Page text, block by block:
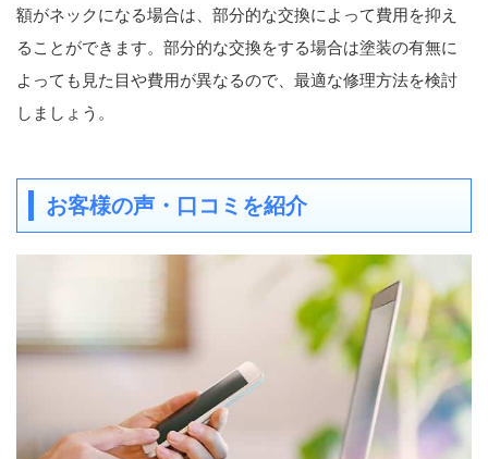
額がネックになる場合は、部分的な交換によって費用を抑え
ることができます。部分的な交換をする場合は塗装の有無に
よっても見た目や費用が異なるので、最適な修理方法を検討
しましょう。
お客様の声・口コミを紹介